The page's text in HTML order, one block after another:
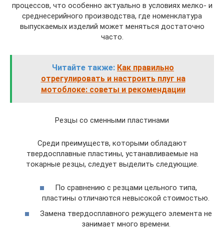
процессов, что особенно актуально в условиях мелко- и
среднесерийного производства, где номенклатура
выпускаемых изделий может меняться достаточно
часто.
Читайте также: Как правильно
отрегулировать и настроить плуг на
мотоблоке: советы и рекомендации
Резцы со сменными пластинами
Среди преимуществ, которыми обладают
твердосплавные пластины, устанавливаемые на
токарные резцы, следует выделить следующие.
По сравнению с резцами цельного типа,
пластины отличаются невысокой стоимостью.
Замена твердосплавного режущего элемента не
занимает много времени.